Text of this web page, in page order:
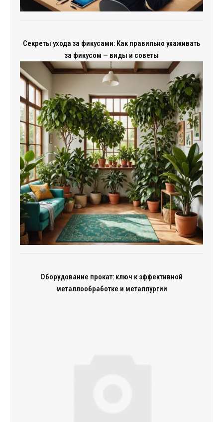
Секреты ухода за фикусами: Как правильно ухаживать
за фикусом — виды и советы
Оборудование прокат: ключ к эффективной
металлообработке и металлургии